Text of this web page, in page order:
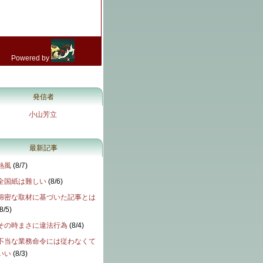
発信者
小山芳立
最新記事
風 (8/7)
国紙は難しい (8/6)
密な取材に基づいた記事とは
8/5)
の時まさに違法行為 (8/4)
当な業務命令には従わなくて
い (8/3)